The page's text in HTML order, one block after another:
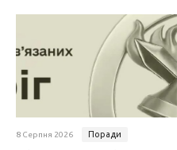
8 Серпня 2026 Поради